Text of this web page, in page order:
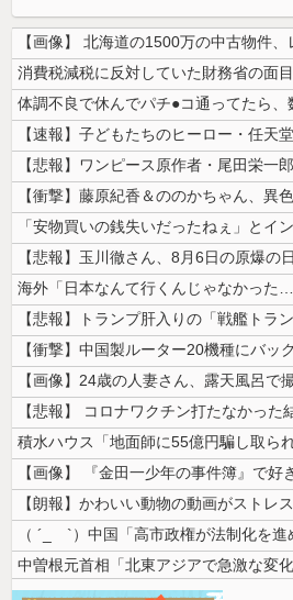
【悲報】 コロナワクチン打たなかった
中曽根元首相「北東アジアで急激な変